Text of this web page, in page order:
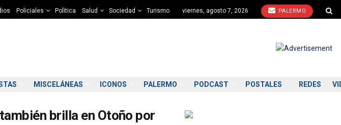
Policiales Polìtica Salud Sociedad Turismo viernes, agosto 7, 2026 PALERMO
MISCELÁNEAS ICONOS PALERMO PODCAST POSTALES REDES
brilla en Otoño por